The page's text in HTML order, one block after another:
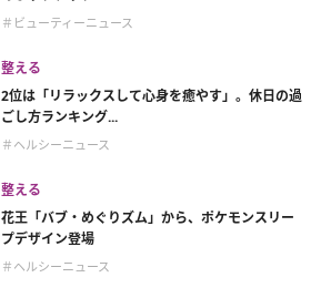
＃ビューティーニュース
整える
2位は「リラックスして心身を癒やす」。休日の過
ごし方ランキング...
＃ヘルシーニュース
整える
花王「バブ・めぐりズム」から、ポケモンスリー
プデザイン登場
＃ヘルシーニュース